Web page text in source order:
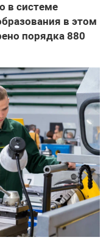
в системе
в этом
порядка 880